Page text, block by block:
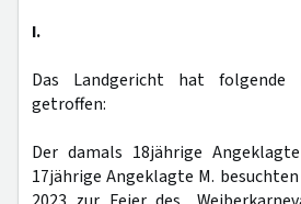
I.
Das Landgericht hat folgende
getroffen:
Der damals 18jährige
17jährige Angeklagte M.